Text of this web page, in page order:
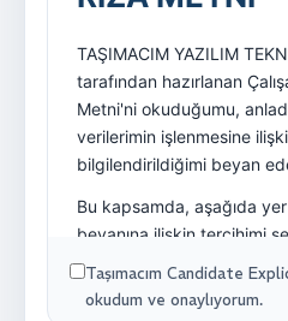
Taşımacım Candidate
okudum ve onaylıyorum.